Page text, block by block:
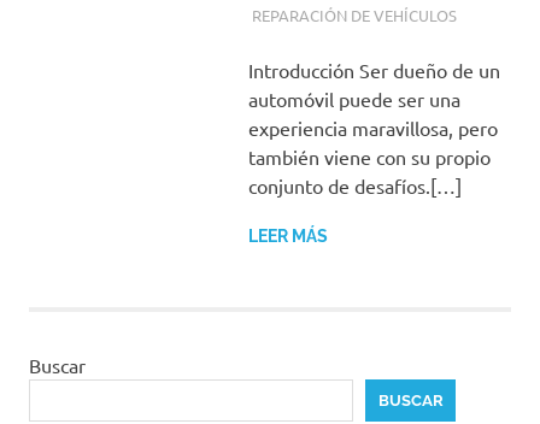
REPARACIÓN DE VEHÍCULOS
Introducción Ser dueño de un
automóvil puede ser una
experiencia maravillosa, pero
también viene con su propio
conjunto de desafíos.[…]
LEER MÁS
Buscar
BUSCAR